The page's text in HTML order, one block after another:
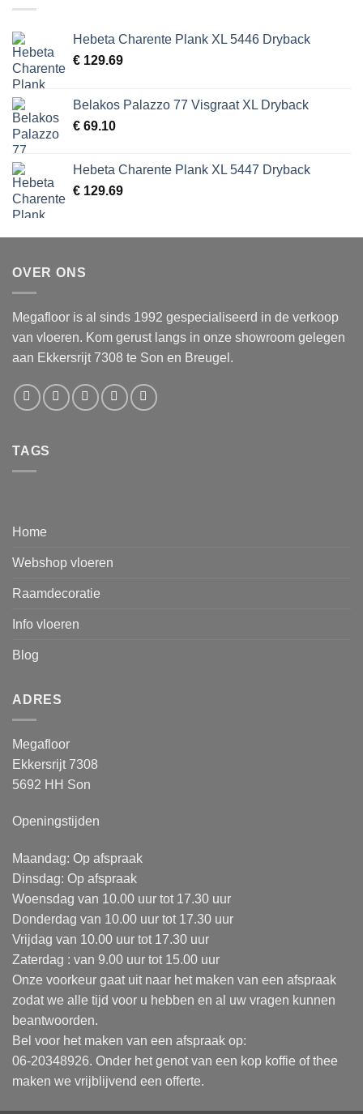
Hebeta Charente Plank XL 5446 Dryback
€ 129.69
Belakos Palazzo 77 Visgraat XL Dryback
€ 69.10
Hebeta Charente Plank XL 5447 Dryback
€ 129.69
OVER ONS
Megafloor is al sinds 1992 gespecialiseerd in de verkoop
van vloeren. Kom gerust langs in onze showroom gelegen
aan Ekkersrijt 7308 te Son en Breugel.
TAGS
Home
Webshop vloeren
Raamdecoratie
Info vloeren
Blog
ADRES
Megafloor
Ekkersrijt 7308
5692 HH Son
Openingstijden
Maandag: Op afspraak
Dinsdag: Op afspraak
Woensdag van 10.00 uur tot 17.30 uur
Donderdag van 10.00 uur tot 17.30 uur
Vrijdag van 10.00 uur tot 17.30 uur
Zaterdag : van 9.00 uur tot 15.00 uur
Onze voorkeur gaat uit naar het maken van een afspraak
zodat we alle tijd voor u hebben en al uw vragen kunnen
beantwoorden.
Bel voor het maken van een afspraak op:
06-20348926. Onder het genot van een kop koffie of thee
maken we vrijblijvend een offerte.